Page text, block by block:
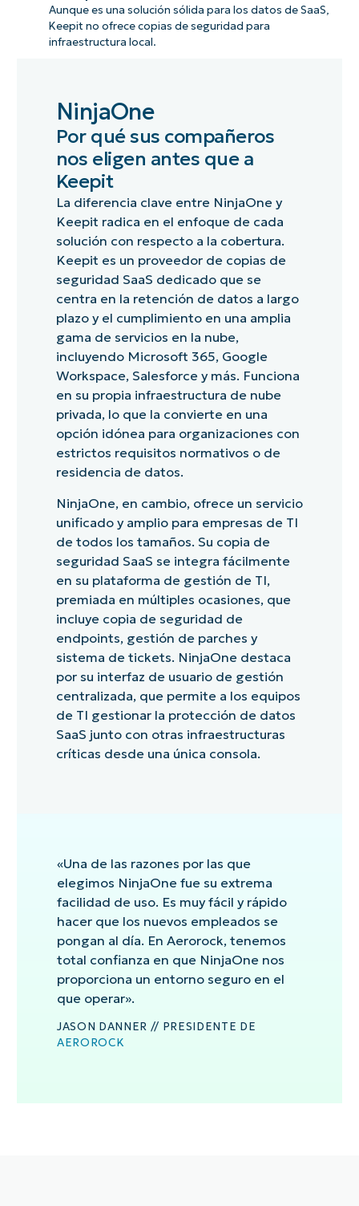
Aunque es una solución sólida para los datos de SaaS,
Keepit no ofrece copias de seguridad para
infraestructura local.
NinjaOne
Por qué sus compañeros
nos eligen antes que a
Keepit
La diferencia clave entre NinjaOne y
Keepit radica en el enfoque de cada
solución con respecto a la cobertura.
Keepit es un proveedor de copias de
seguridad SaaS dedicado que se
centra en la retención de datos a largo
plazo y el cumplimiento en una amplia
gama de servicios en la nube,
incluyendo Microsoft 365, Google
Workspace, Salesforce y más. Funciona
en su propia infraestructura de nube
privada, lo que la convierte en una
opción idónea para organizaciones con
estrictos requisitos normativos o de
residencia de datos.
NinjaOne, en cambio, ofrece un servicio
unificado y amplio para empresas de TI
de todos los tamaños. Su copia de
seguridad SaaS se integra fácilmente
en su plataforma de gestión de TI,
premiada en múltiples ocasiones, que
incluye copia de seguridad de
endpoints, gestión de parches y
sistema de tickets. NinjaOne destaca
por su interfaz de usuario de gestión
centralizada, que permite a los equipos
de TI gestionar la protección de datos
SaaS junto con otras infraestructuras
críticas desde una única consola.
«Una de las razones por las que
elegimos NinjaOne fue su extrema
facilidad de uso. Es muy fácil y rápido
hacer que los nuevos empleados se
pongan al día. En Aerorock, tenemos
total confianza en que NinjaOne nos
proporciona un entorno seguro en el
que operar».
JASON DANNER // PRESIDENTE DE
AEROROCK